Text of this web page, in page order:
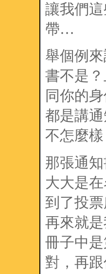
讓我們
帶…
舉個例
書不是
同你的
都是講
不怎麼
那張通
大大是
到了投
再來就
冊子中
對，再